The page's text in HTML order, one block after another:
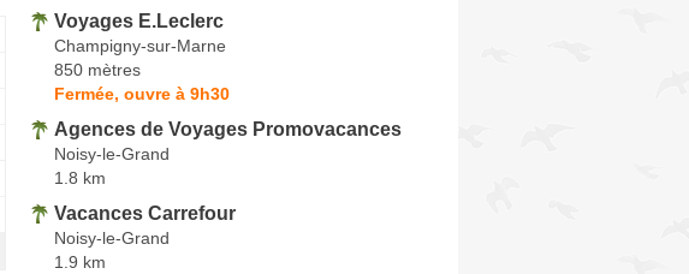
Voyages E.Leclerc
Champigny-sur-Marne
850 mètres
Fermée, ouvre à 9h30
Agences de Voyages Promovacances
Noisy-le-Grand
1.8 km
Vacances Carrefour
Noisy-le-Grand
1.9 km